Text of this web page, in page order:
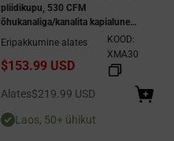
pliidikupu, 530 CFM
õhukanaliga/kanalita kapialune
ventilatsioonikupu, roostevabast
terasest, 3-kiirusega
väljatõmbeventilaator,
nupuvajutusega juhtimine, LED-
valgustus - hõbedane
Eripakkumine alates
$153.99 USD
KOOD:
XMA30
Allahindlushind
Alates$219.99 USD
Laos, 50+ ühikut